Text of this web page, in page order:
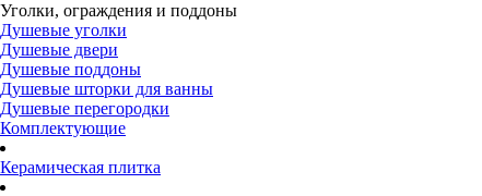
Уголки, ограждения и поддоны
Душевые уголки
Душевые двери
Душевые поддоны
Душевые шторки для ванны
Душевые перегородки
Комплектующие
Керамическая плитка